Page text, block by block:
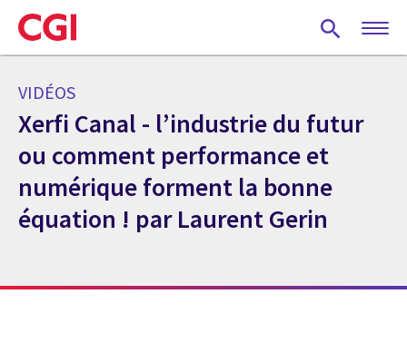
Skip
to
main
VIDÉOS
Xerfi Canal - l’industrie du futur
ou comment performance et
numérique forment la bonne
équation ! par Laurent Gerin